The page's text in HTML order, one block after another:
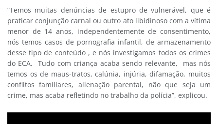
“Temos muitas denúncias de estupro de vulnerável, que é
praticar conjunção carnal ou outro ato libidinoso com a vítima
menor de 14 anos, independentemente de consentimento,
nós temos casos de pornografia infantil, de armazenamento
desse tipo de conteúdo , e nós investigamos todos os crimes
do ECA. Tudo com criança acaba sendo relevante, mas nós
temos os de maus-tratos, calúnia, injúria, difamação, muitos
conflitos familiares, alienação parental, não que seja um
crime, mas acaba refletindo no trabalho da polícia”, explicou.